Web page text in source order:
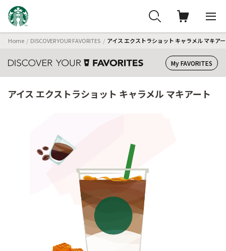
Home DISCOVER YOUR FAVORITES アイス エクストラショット キャラメル マキア
My FAVORITES
アイス エクストラショット キャラメル マキアート